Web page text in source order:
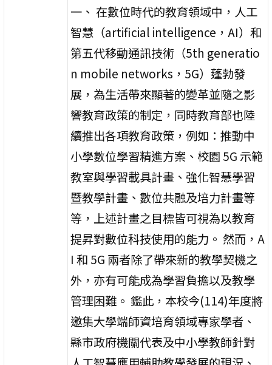
一、 在數位時代的教育領域中，人工
智慧（artificial intelligence，AI）和
第五代移動通訊技術（5th generatio
n mobile networks，5G）蓬勃發
展，為生活帶來顯著的變革並隨之影
響教育政策的制定，同時教育部也陸
續推出各項教育政策，例如：推動中
小學數位學習精進方案、校園 5G 示範
教室與學習載具計畫、強化智慧學習
暨教學計畫、數位共融及培力計畫等
等，上述計畫之目標皆可視為以教育
提昇對數位科技使用的能力。 然而，A
I 和 5G 兩者除了帶來新的教學契機之
外，亦有可能成為學習負擔以及教學
管理困難。 鑑此，本校今(114)年度將
邀集大學端師資培育領域專家學者、
縣市政府機關代表及中小學教師針對